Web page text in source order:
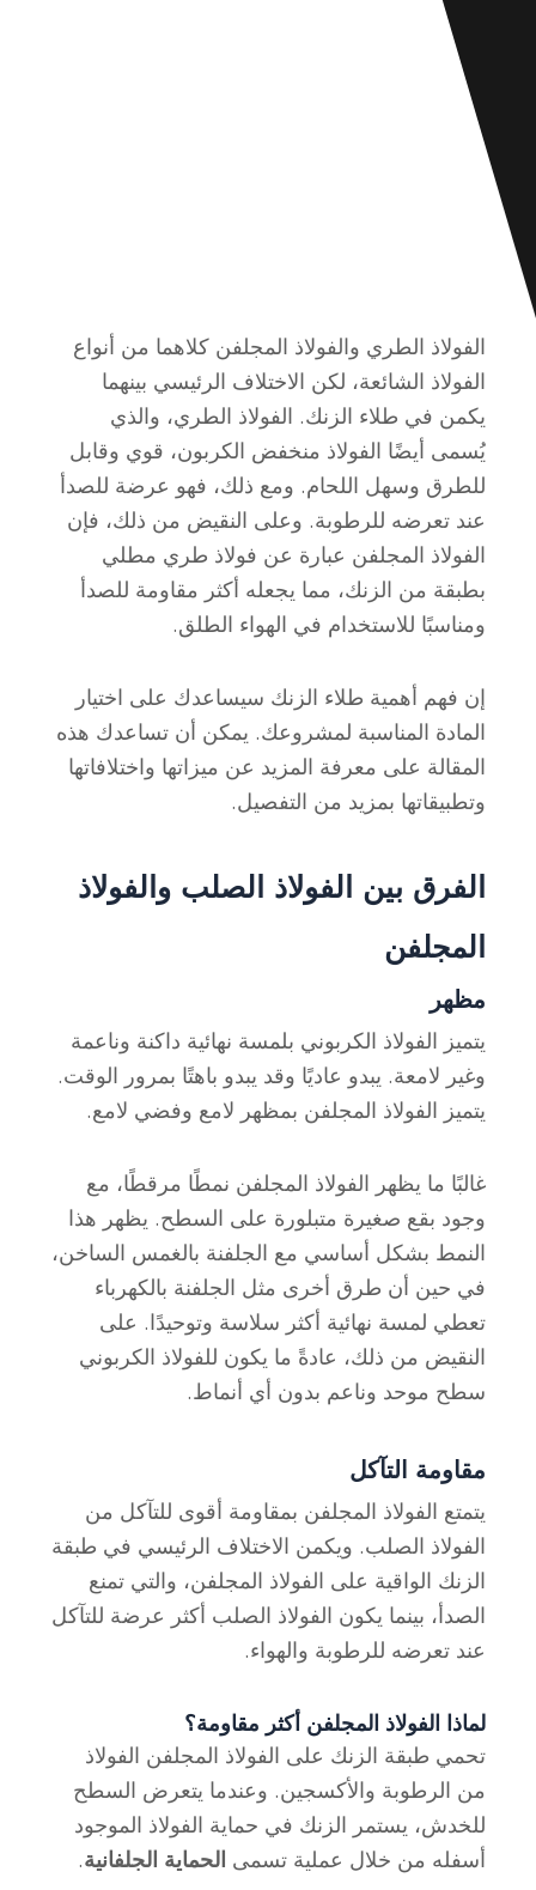
الفولاذ الطري والفولاذ المجلفن كلاهما من أنواع
الفولاذ الشائعة، لكن الاختلاف الرئيسي بينهما
يكمن في طلاء الزنك. الفولاذ الطري، والذي
يُسمى أيضًا الفولاذ منخفض الكربون، قوي وقابل
للطرق وسهل اللحام. ومع ذلك، فهو عرضة للصدأ
عند تعرضه للرطوبة. وعلى النقيض من ذلك، فإن
الفولاذ المجلفن عبارة عن فولاذ طري مطلي
بطبقة من الزنك، مما يجعله أكثر مقاومة للصدأ
ومناسبًا للاستخدام في الهواء الطلق.
إن فهم أهمية طلاء الزنك سيساعدك على اختيار
المادة المناسبة لمشروعك. يمكن أن تساعدك هذه
المقالة على معرفة المزيد عن ميزاتها واختلافاتها
وتطبيقاتها بمزيد من التفصيل.
الفرق بين الفولاذ الصلب والفولاذ
المجلفن
مظهر
يتميز الفولاذ الكربوني بلمسة نهائية داكنة وناعمة
وغير لامعة. يبدو عاديًا وقد يبدو باهتًا بمرور الوقت.
يتميز الفولاذ المجلفن بمظهر لامع وفضي لامع.
غالبًا ما يظهر الفولاذ المجلفن نمطًا مرقطًا، مع
وجود بقع صغيرة متبلورة على السطح. يظهر هذا
النمط بشكل أساسي مع الجلفنة بالغمس الساخن،
في حين أن طرق أخرى مثل الجلفنة بالكهرباء
تعطي لمسة نهائية أكثر سلاسة وتوحيدًا. على
النقيض من ذلك، عادةً ما يكون للفولاذ الكربوني
سطح موحد وناعم بدون أي أنماط.
مقاومة التآكل
يتمتع الفولاذ المجلفن بمقاومة أقوى للتآكل من
الفولاذ الصلب. ويكمن الاختلاف الرئيسي في طبقة
الزنك الواقية على الفولاذ المجلفن، والتي تمنع
الصدأ، بينما يكون الفولاذ الصلب أكثر عرضة للتآكل
عند تعرضه للرطوبة والهواء.
لماذا الفولاذ المجلفن أكثر مقاومة؟
تحمي طبقة الزنك على الفولاذ المجلفن الفولاذ
من الرطوبة والأكسجين. وعندما يتعرض السطح
للخدش، يستمر الزنك في حماية الفولاذ الموجود
أسفله من خلال عملية تسمى الحماية الجلفانية.